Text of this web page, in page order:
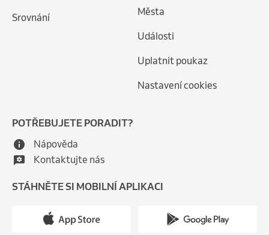
Srovnání Města
Události
Uplatnit poukaz
Nastavení cookies
POTŘEBUJETE PORADIT?
Nápověda
Kontaktujte nás
STÁHNĚTE SI MOBILNÍ APLIKACI